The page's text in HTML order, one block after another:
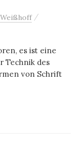
/
es ist eine
Technik des
von Schrift